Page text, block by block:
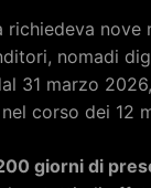
nove
nomadi
31 marzo
corso dei 12
giorni di